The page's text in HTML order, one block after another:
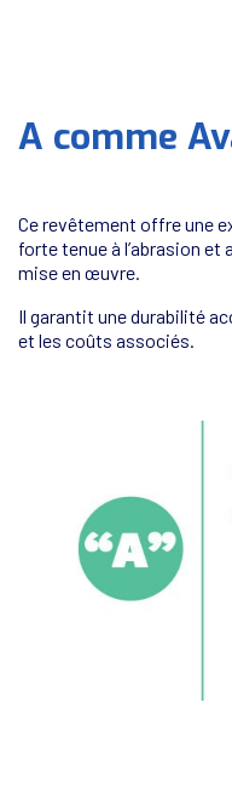
A comme
Ce revêtement offre une
forte tenue à l’abrasion et
mise en œuvre.
Il garantit une durabilité
et les coûts associés.